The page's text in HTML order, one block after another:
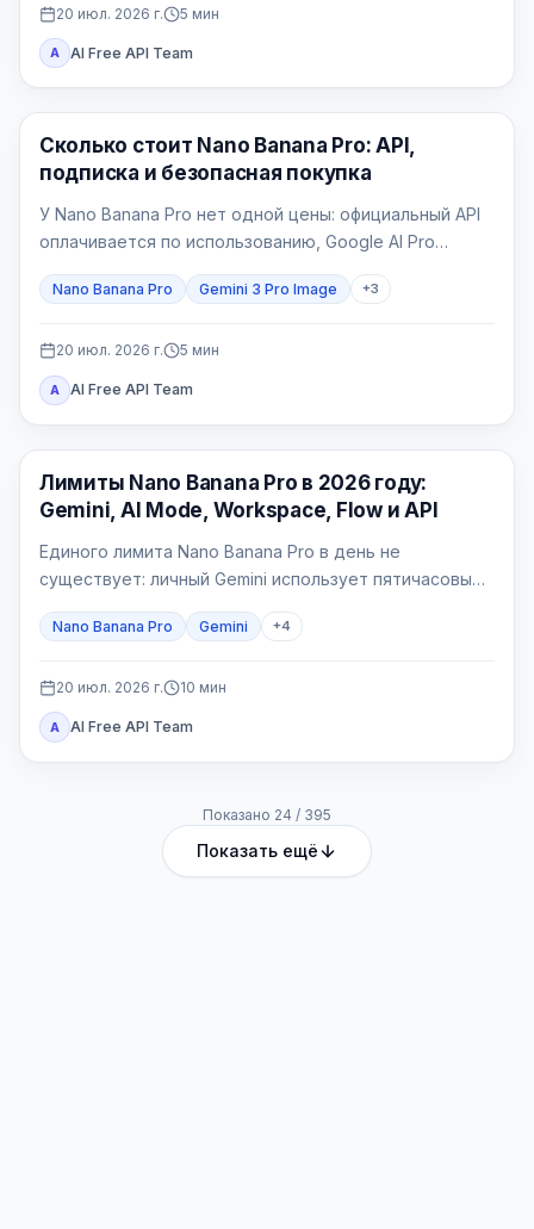
20 июл. 2026 г. 5 мин
A AI Free API Team
Генерация изображений ИИ
Сколько стоит Nano Banana Pro: API,
подписка и безопасная покупка
У Nano Banana Pro нет одной цены: официальный API
оплачивается по использованию, Google AI Pro
выставляет свой счёт.
Nano Banana Pro Gemini 3 Pro Image +3
20 июл. 2026 г. 5 мин
A AI Free API Team
Генерация изображений ИИ
Лимиты Nano Banana Pro в 2026 году:
Gemini, AI Mode, Workspace, Flow и API
Единого лимита Nano Banana Pro в день не
существует: личный Gemini использует пятичасовые
отдельный 24-часовой лимит, Workspace — таблицу
проекта.
Nano Banana Pro Gemini +4
20 июл. 2026 г. 10 мин
A AI Free API Team
Показано 24 / 395
Показать ещё